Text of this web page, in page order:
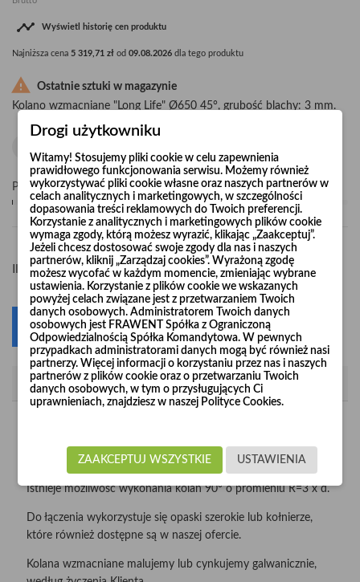
 Wyświetl historię cen produktu
Najniższa cena 5 319,71 zł od 09.08.2026 dla tego produktu

Ostatnie sztuki w magazynie
Kolano wzmacniane "Long Life" Ø650 45°, grubość blachy: 3 mm.
Pośpiesz się! Tylko 1sztuk w magazynie
Ilość - +
Dodaj do koszyka 0
Opis
Ø120 do Ø1000.
Istnieje możliwość wykonania kolan 90° o promieniu R=3 x d.
Do łączenia wykorzystuje się opaski szerokie lub kołnierze,
które również dostępne są w naszej ofercie.
Kolana wzmacniane malujemy lub cynkujemy galwanicznie,
Drogi użytkowniku
Witamy! Stosujemy pliki cookie w celu zapewnienia
prawidłowego funkcjonowania serwisu. Możemy również
wykorzystywać pliki cookie własne oraz naszych partnerów w
celach analitycznych i marketingowych, w szczególności
dopasowania treści reklamowych do Twoich preferencji.
Korzystanie z analitycznych i marketingowych plików cookie
wymaga zgody, którą możesz wyrazić, klikając „Zaakceptuj”.
Jeżeli chcesz dostosować swoje zgody dla nas i naszych
partnerów, kliknij „Zarządzaj cookies”. Wyrażoną zgodę
możesz wycofać w każdym momencie, zmieniając wybrane
ustawienia. Korzystanie z plików cookie we wskazanych
powyżej celach związane jest z przetwarzaniem Twoich
danych osobowych. Administratorem Twoich danych
osobowych jest FRAWENT Spółka z Ograniczoną
Odpowiedzialnością Spółka Komandytowa. W pewnych
przypadkach administratorami danych mogą być również nasi
partnerzy. Więcej informacji o korzystaniu przez nas i naszych
partnerów z plików cookie oraz o przetwarzaniu Twoich
danych osobowych, w tym o przysługujących Ci
uprawnieniach, znajdziesz w naszej Polityce Cookies.
USTAWIENIA
ZAAKCEPTUJ WSZYSTKIE